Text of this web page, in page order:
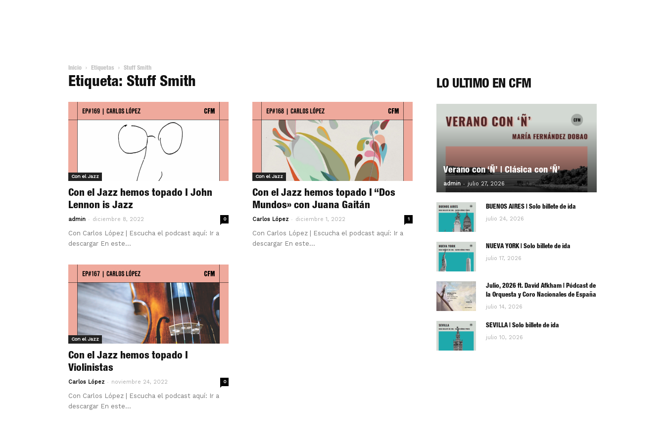
Inicio Etiquetas Stuff Smith
Etiqueta: Stuff Smith
Con el Jazz
Con el Jazz hemos topado I John
Lennon is Jazz
admin - diciembre 8, 2022 0
Con Carlos López | Escucha el podcast aquí: Ir a
descargar En este...
Con el Jazz
Con el Jazz hemos topado I “Dos
Mundos» con Juana Gaitán
Carlos López - diciembre 1, 2022 1
Con Carlos López | Escucha el podcast aquí: Ir a
descargar En este...
Con el Jazz
Con el Jazz hemos topado I
Violinistas
Carlos López - noviembre 24, 2022 0
Con Carlos López | Escucha el podcast aquí: Ir a
descargar En este...
LO ÚLTIMO EN CFM
Verano con ‘Ñ’ | Clásica con ‘Ñ’
admin - julio 27, 2026 0
BUENOS AIRES | Solo billete de ida
julio 24, 2026
NUEVA YORK | Solo billete de ida
julio 17, 2026
Julio, 2026 ft. David Afkham | Pódcast de
la Orquesta y Coro Nacionales de España
julio 14, 2026
SEVILLA | Solo billete de ida
julio 10, 2026